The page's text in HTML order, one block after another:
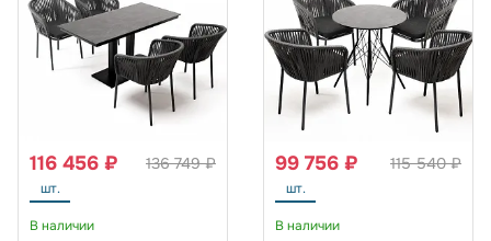
136 749 ₽
116 456 ₽
шт.
В наличии
115 540 ₽
99 756 ₽
шт.
В наличии